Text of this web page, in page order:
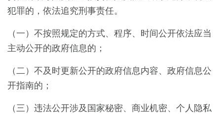
犯罪的，依法追究刑事责任。
（一）不按照规定的方式、程序、时间公开依法应当
主动公开的政府信息的；
（二）不及时更新公开的政府信息内容、政府信息公
开指南的；
（三）违法公开涉及国家秘密、商业机密、个人隐私